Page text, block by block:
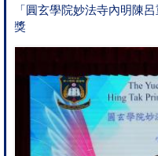
「圓玄學院妙法寺內明陳
獎